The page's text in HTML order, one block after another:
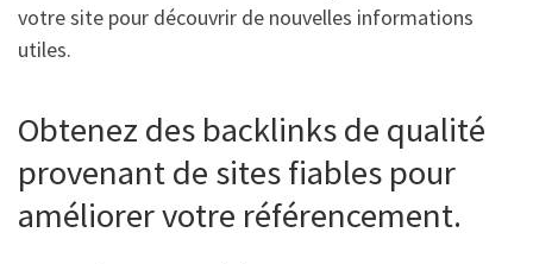
votre site pour découvrir de nouvelles informations
utiles.
Obtenez des backlinks de qualité
provenant de sites fiables pour
améliorer votre référencement.